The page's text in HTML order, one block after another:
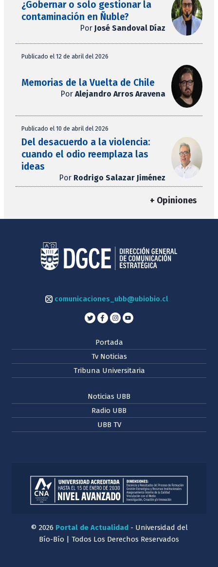
¿Gobernar o solo gestionar la
contaminación en Ñuble?
Por José Sandoval Díaz
Publicado el 12 de abril del 2026
Memorias de la Vuelta de Chile
Por Alejandro Arros Aravena
Publicado el 10 de abril del 2026
Del desacuerdo a la violencia:
cuando el odio reemplaza las
ideas
Por Rodrigo Salazar Jiménez
+ Opiniones
comunicaciones_ubb@ubiobio.cl
Portada
Tv Noticias
Tribuna Universitaria
Noticias UBB
Radio UBB
UBB TV
© 2026 Portal de Actualidad- Universidad del
Bío-Bío | Todos Los Derechos Reservados